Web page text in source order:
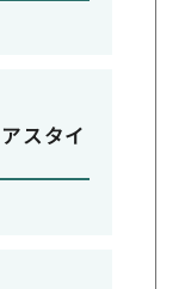
スタイ